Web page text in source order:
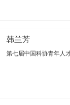
韩兰芳
第七届中国科协青年人